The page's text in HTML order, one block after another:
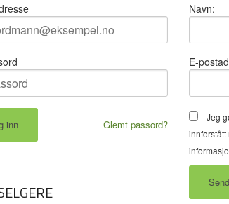
Glemt passord?
Navn:
E-
Jeg